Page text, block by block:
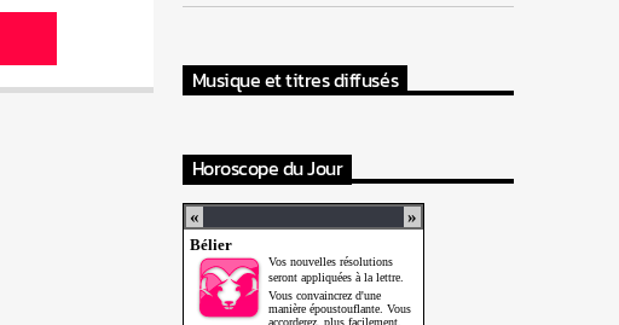
Musique et titres diffusés
Horoscope du Jour